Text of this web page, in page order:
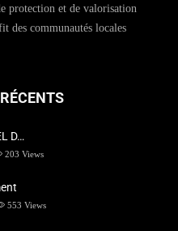
protection et de valorisation
des communautés locales
D…
203 Views
553 Views